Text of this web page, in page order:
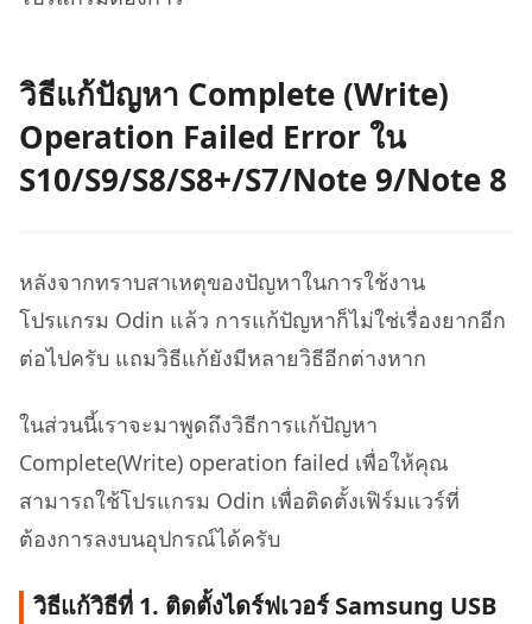
วิธีแก้ปัญหา Complete (Write)
Operation Failed Error ใน
S10/S9/S8/S8+/S7/Note 9/Note 8
หลังจากทราบสาเหตุของปัญหาในการใช้งาน
โปรแกรม Odin แล้ว การแก้ปัญหาก็ไม่ใช่เรื่องยากอีก
ต่อไปครับ แถมวิธีแก้ยังมีหลายวิธีอีกต่างหาก
ในส่วนนี้เราจะมาพูดถึงวิธีการแก้ปัญหา
Complete(Write) operation failed เพื่อให้คุณ
สามารถใช้โปรแกรม Odin เพื่อติดตั้งเฟิร์มแวร์ที่
ต้องการลงบนอุปกรณ์ได้ครับ
วิธีแก้วิธีที่ 1. ติดตั้งไดร์ฟเวอร์ Samsung USB